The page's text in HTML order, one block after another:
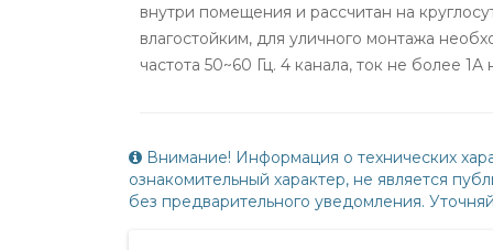
внутри помещения и рассчитан на
влагостойким, для уличного монтажа
частота 50~60 Гц. 4 канала, ток не более 1А
Внимание! Информация о технических
ознакомительный характер, не является
без предварительного уведомления.